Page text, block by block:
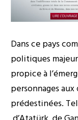
Dans ce pays
politiques
propice à
personnages
prédestinées.